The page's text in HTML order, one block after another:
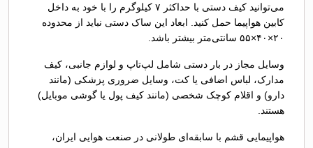
می‌توانید کیف دستی با حداکثر ۷ کیلوگرم را با خود به داخل
کابین هواپیما حمل کنید. ابعاد این ساک دستی نباید از محدوده
۲۰×۴۰×۵۵ سانتی‌متر بیشتر باشد.
وسایل مجاز در بار دستی شامل لپ‌تاپ و لوازم جانبی، کیف
مدارک، لباس اضافی یا کت، وسایل ضروری پزشکی (مانند
دارو) و اقلام کوچک شخصی (مانند کیف پول یا گوشی موبایل)
هستند.
هواپیمایی قشم با سابقه‌ای طولانی در صنعت هوایی ایران،